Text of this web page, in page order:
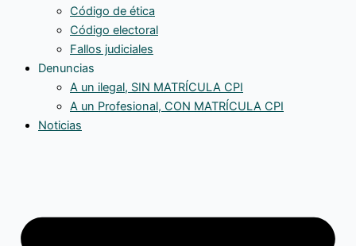
Código de ética
Código electoral
Fallos judiciales
Denuncias
A un ilegal, SIN MATRÍCULA CPI
A un Profesional, CON MATRÍCULA CPI
Noticias